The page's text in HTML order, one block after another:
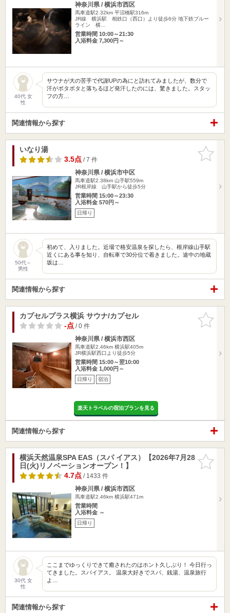
神奈川県 / 横浜市西区
馬車道駅2.32km 平沼橋駅316m
JR線 横浜駅 相鉄口（西口）より徒歩6分 地下鉄ブルー
ライン 横…
営業時間 10:00～21:30
入浴料金 7,300円～
40代 女
性
サウナが大の苦手で代謝UPの為にと訪れてみましたが、数分で
汗がボタボタと落ちるほど発汗したのには、驚きました。スタッ
フの方…
関連情報から探す
お気に入
りに追加
いなり湯
3.5点/ 7 件
神奈川県 / 横浜市中区
馬車道駅2.38km 山手駅559m
JR根岸線 山手駅から徒歩5分
営業時間 15:00～23:30
入浴料金 570円～
日帰り
50代～
男性
初めて、入りました。近場で格安温泉を探したら、根岸線山手駅
近くにある事を知り、自転車で30分位で着きました。途中の地蔵
坂は…
関連情報から探す
お気に入
りに追加
カプセルプラス横浜 サウナ/カプセル
-点/ 0 件
神奈川県 / 横浜市西区
馬車道駅2.46km 横浜駅405m
JR横浜駅西口より徒歩5分
営業時間 15:00～翌10:00
入浴料金 1,000円～
日帰り 宿泊
楽天トラベルの宿泊プランを見る
関連情報から探す
お気に入
りに追加
横浜天然温泉SPA EAS（スパ イアス）【2026年7月28
日(火)リノベーションオープン！】
4.7点/ 1433 件
神奈川県 / 横浜市西区
馬車道駅2.46km 横浜駅471m
営業時間
入浴料金 ～
日帰り
30代 女
性
ここまでゆっくりできて癒されたのはホント久しぶり！ 今日行っ
てきました。スパイアス。 温泉大好きでスパ、銭湯、温泉旅行
よ…
関連情報から探す